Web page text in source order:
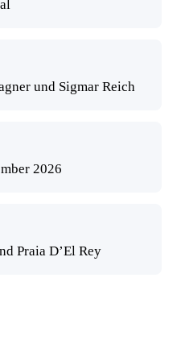
und Sigmar Reich
2026
Praia D’El Rey